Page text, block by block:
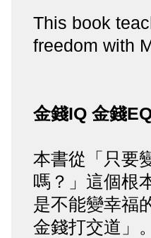
This book
freedom with
金錢IQ 金錢
本書從「只要
嗎？」這個根
是不能變幸福
金錢打交道」